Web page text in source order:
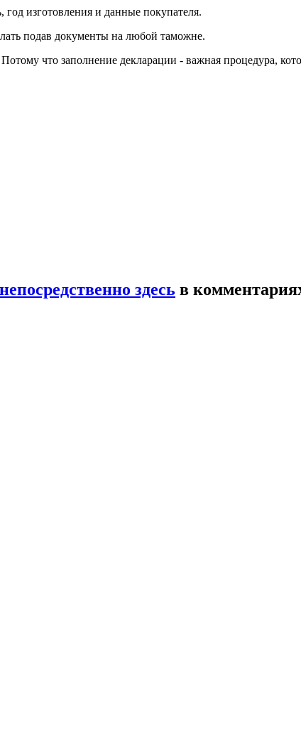
изготовления и данные покупателя.
подав документы на любой таможне.
что заполнение декларации - важная процедура,
здесь в